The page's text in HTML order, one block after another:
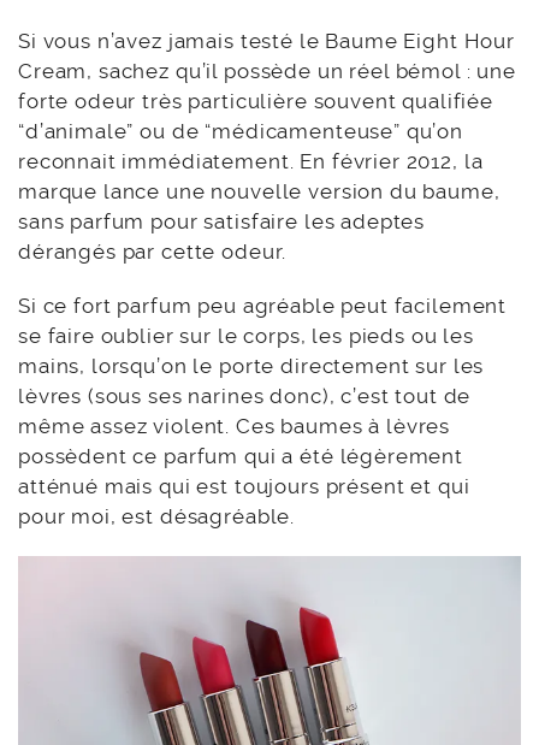
Si vous n’avez jamais testé le Baume Eight Hour
Cream, sachez qu’il possède un réel bémol : une
forte odeur très particulière souvent qualifiée
“d’animale” ou de “médicamenteuse” qu’on
reconnait immédiatement. En février 2012, la
marque lance une nouvelle version du baume,
sans parfum pour satisfaire les adeptes
dérangés par cette odeur.
Si ce fort parfum peu agréable peut facilement
se faire oublier sur le corps, les pieds ou les
mains, lorsqu’on le porte directement sur les
lèvres (sous ses narines donc), c’est tout de
même assez violent. Ces baumes à lèvres
possèdent ce parfum qui a été légèrement
atténué mais qui est toujours présent et qui
pour moi, est désagréable.